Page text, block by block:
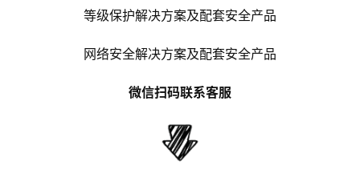
等级保护解决方案及配套安全产品
网络安全解决方案及配套安全产品
微信扫码联系客服